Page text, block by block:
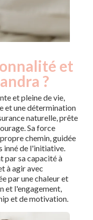
et
?
et pleine de vie,
et une détermination
naturelle, prête
Sa force
chemin, guidée
inné de l'initiative.
par sa capacité à
à agir avec
par une chaleur et
et l'engagement,
et de motivation.